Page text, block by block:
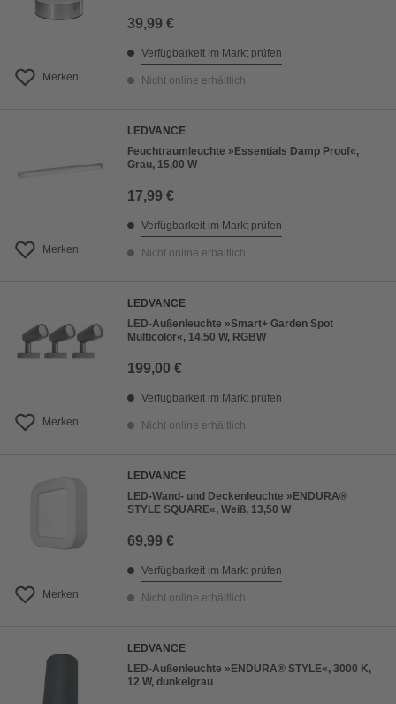
Merken
39,99 €
Verfügbarkeit im Markt prüfen
Nicht online erhältlich
Merken
LEDVANCE
Feuchtraumleuchte »Essentials Damp Proof«,
Grau, 15,00 W
17,99 €
Verfügbarkeit im Markt prüfen
Nicht online erhältlich
Merken
LEDVANCE
LED-Außenleuchte »Smart+ Garden Spot
Multicolor«, 14,50 W, RGBW
199,00 €
Verfügbarkeit im Markt prüfen
Nicht online erhältlich
Merken
LEDVANCE
LED-Wand- und Deckenleuchte »ENDURA®
STYLE SQUARE«, Weiß, 13,50 W
69,99 €
Verfügbarkeit im Markt prüfen
Nicht online erhältlich
LEDVANCE
LED-Außenleuchte »ENDURA® STYLE«, 3000 K,
12 W, dunkelgrau